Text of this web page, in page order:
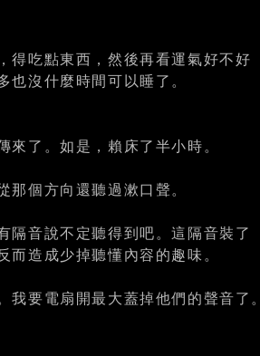
得吃點東西，然後再看運氣好不好
也沒什麼時間可以睡了。
來了。如是，賴床了半小時。
那個方向還聽過漱口聲。
隔音說不定聽得到吧。這隔音裝了
造成少掉聽懂內容的趣味。
我要電扇開最大蓋掉他們的聲音了